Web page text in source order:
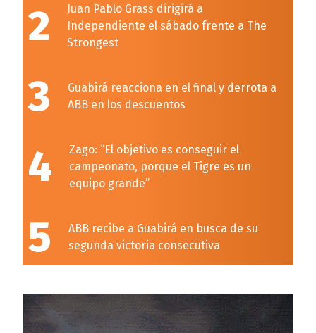
2
Juan Pablo Grass dirigirá a
Independiente el sábado frente a The
Strongest
3
Guabirá reacciona en el final y derrota a
ABB en los descuentos
4
Zago: “El objetivo es conseguir el
campeonato, porque el Tigre es un
equipo grande”
5
ABB recibe a Guabirá en busca de su
segunda victoria consecutiva